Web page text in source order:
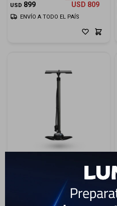
USD 899 USD 809
ENVÍO A TODO EL PAÍS
Inflador Pro De Pie Team